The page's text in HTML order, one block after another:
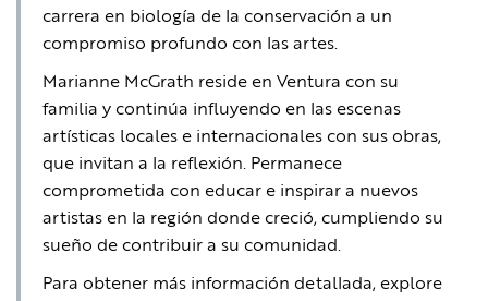
carrera en biología de la conservación a un
compromiso profundo con las artes.
Marianne McGrath reside en Ventura con su
familia y continúa influyendo en las escenas
artísticas locales e internacionales con sus obras,
que invitan a la reflexión. Permanece
comprometida con educar e inspirar a nuevos
artistas en la región donde creció, cumpliendo su
sueño de contribuir a su comunidad.
Para obtener más información detallada, explore